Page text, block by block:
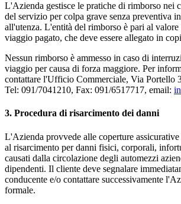
L'Azienda gestisce le pratiche di rimborso nei
del servizio per colpa grave senza preventiva
all'utenza. L'entità del rimborso è pari al
viaggio pagato, che deve essere allegato in
Nessun rimborso è ammesso in caso di
viaggio per causa di forza maggiore. Per
contattare l'Ufficio Commerciale, Via Portello
Tel: 091/7041210, Fax: 091/6517717, email:
3. Procedura di risarcimento dei danni
L'Azienda provvede alle coperture
al risarcimento per danni fisici, corporali,
causati dalla circolazione degli automezzi
dipendenti. Il cliente deve segnalare
conducente e/o contattare successivamente
formale.